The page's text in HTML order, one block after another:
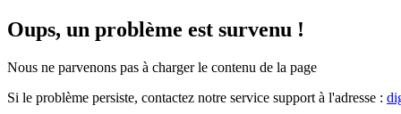
Oups, un problème est survenu !
Nous ne parvenons pas à charger le contenu de la page
Si le problème persiste, contactez notre service support à l'adresse :